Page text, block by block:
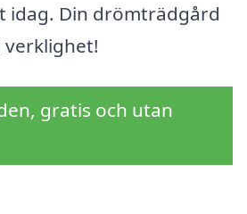
idag. Din drömträdgård
gratis och utan